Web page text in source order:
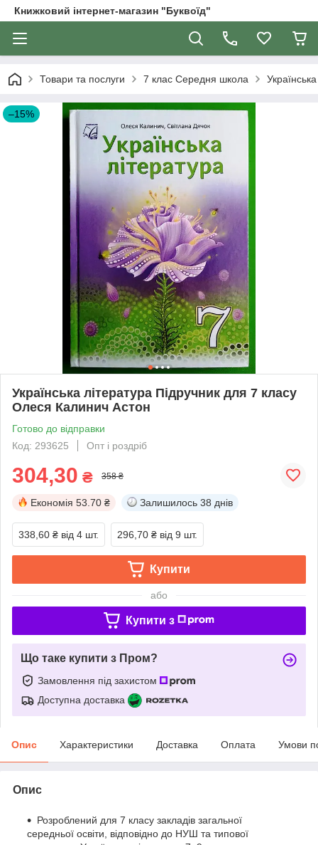
Книжковий інтернет-магазин "Буквоїд"
Товари та послуги 7 клас Середня школа
–15%
Українська література Підручник для 7 класу
Олеся Калинич Астон
Готово до відправки
Код: 293625
Опт і роздріб
304,30 ₴ 358 ₴
Економія 53.70 ₴ Залишилось 38 днів
338,60 ₴ від 4 шт. 296,70 ₴ від 9 шт.
Купити
або
Купити з
Що таке купити з Пром?
Замовлення під захистом
Доступна доставка
Опис Характеристики Доставка Оплата Умови
Опис
Розроблений для 7 класу закладів загальної
середньої освіти, відповідно до НУШ та типової